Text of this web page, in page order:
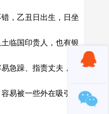
，乙丑日出生，日坐
临国印贵人，也有银
急躁、指责丈夫，比
易被一些外在吸引，